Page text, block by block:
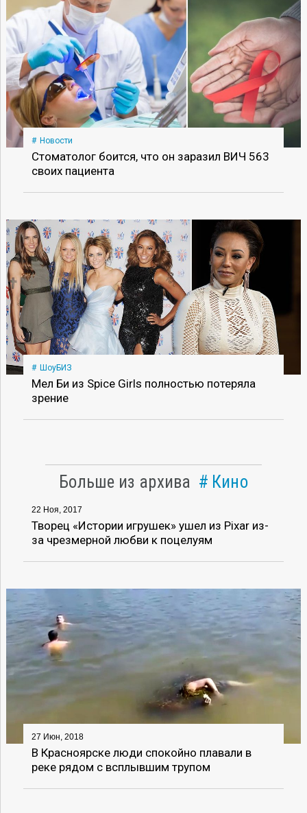
Новости
Стоматолог боится, что он заразил ВИЧ 563
своих пациента
ШоуБИЗ
Мел Би из Spice Girls полностью потеряла
зрение
Больше из архива Кино
22 Ноя, 2017
Творец «Истории игрушек» ушел из Pixar из-
за чрезмерной любви к поцелуям
27 Июн, 2018
В Красноярске люди спокойно плавали в
реке рядом с всплывшим трупом